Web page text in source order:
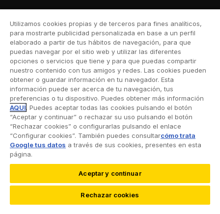
Viaje
Hogar
Vida
Decesos
Dental
Deportivo
Esquí
Utilizamos cookies propias y de terceros para fines analíticos,
para mostrarte publicidad personalizada en base a un perfil
elaborado a partir de tus hábitos de navegación, para que
puedas navegar por el sitio web y utilizar las diferentes
opciones o servicios que tiene y para que puedas compartir
nuestro contenido con tus amigos y redes. Las cookies pueden
obtener o guardar información en tu navegador. Esta
información puede ser acerca de tu navegación, tus
preferencias o tu dispositivo. Puedes obtener más información
AQUÍ. Puedes aceptar todas las cookies pulsando el botón
“Aceptar y continuar” o rechazar su uso pulsando el botón
“Rechazar cookies” o configurarlas pulsando el enlace
“Configurar cookies”. También puedes consultarcómo trata
Google tus datos a través de sus cookies, presentes en esta
página.
Aceptar y continuar
Rechazar cookies